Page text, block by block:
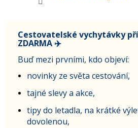
Cestovatelské vychytávky
ZDARMA ✈️
Buď mezi prvními, kdo objeví:
novinky ze světa cestování,
tajné slevy a akce,
tipy do letadla, na krátké
dovolenou,